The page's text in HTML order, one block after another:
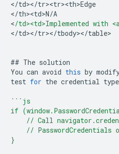
</td></tr><tr><th>Edge
</th><td>N/A
</td><td>Implemented with
</td></tr></tbody></table>
## The solution
You can avoid this by
test for the credential type
```js
if
// Call
// PasswordCredentials
}